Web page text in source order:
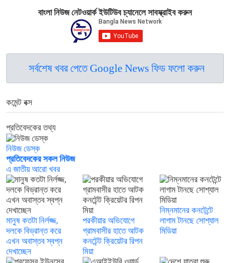
বাংলা নিউজ নেটওয়ার্ক ইউটিউব চ্যানেলে সাবস্ক্রাইব করুন
সর্বশেষ খবর পেতে Google News ফিড ফলো করুন
কমেন্ট বক্স
প্রতিবেদকের তথ্য
নিউজ ডেস্ক
প্রতিবেদকের সকল নিউজ
এ জাতীয় আরো খবর
মানুষ কতটা নির্লজ্জ,
দলকে বিভ্রান্ত করে
এখন অবাস্তব স্বপ্ন
দেখাচ্ছেন
পরকীয়ার অভিযোগে
গ্রামবাসীর হাতে আটক
কনটেন্ট ক্রিয়েটর রিপন
মিয়া
নিম্নমানের কনটেন্টে
লাগাম টানছে সোশ্যাল
মিডিয়া